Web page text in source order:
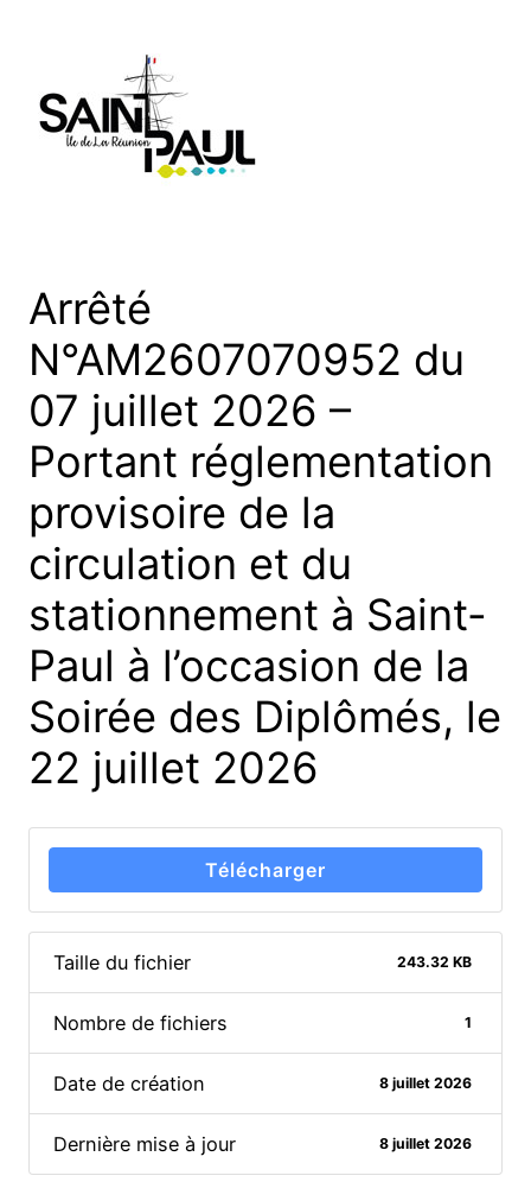
Arrêté
N°AM2607070952 du
07 juillet 2026 –
Portant réglementation
provisoire de la
circulation et du
stationnement à Saint-
Paul à l’occasion de la
Soirée des Diplômés, le
22 juillet 2026
Télécharger
Taille du fichier 243.32 KB
Nombre de fichiers 1
Date de création 8 juillet 2026
Dernière mise à jour 8 juillet 2026